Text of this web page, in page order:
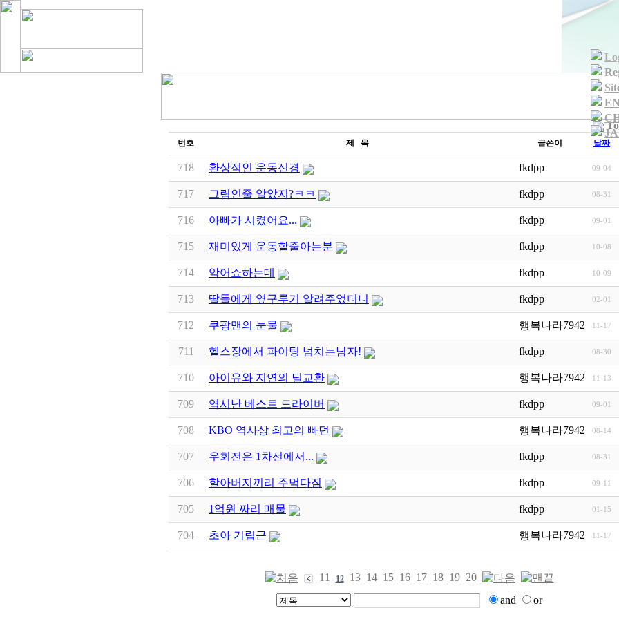
번호 제 목 글쓴이 날짜
718 환상적인 운동신경 fkdpp 09-04
717 그림인줄 알았지?ㅋㅋ fkdpp 08-31
716 아빠가 시켰어요... fkdpp 09-01
715 재미있게 운동할줄아는분 fkdpp 10-08
714 악어쇼하는데 fkdpp 10-09
713 딸들에게 옆구루기 알려주었더니 fkdpp 02-01
712 쿠팡맨의 눈물 행복나라7942 11-17
711 헬스장에서 파이팅 넘치는남자! fkdpp 08-30
710 아이유와 지연의 딜교환 행복나라7942 11-13
709 역시난 베스트 드라이버 fkdpp 09-01
708 KBO 역사상 최고의 빠던 행복나라7942 08-14
707 우회전은 1차선에서... fkdpp 08-31
706 할아버지끼리 주먹다짐 fkdpp 09-11
705 1억원 짜리 매물 fkdpp 01-15
704 초아 기립근 행복나라7942 11-17
11 12 13 14 15 16 17 18 19 20
and
or